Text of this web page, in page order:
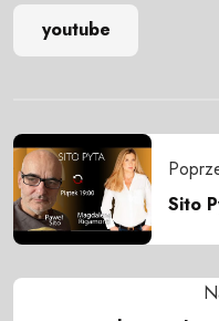
youtube
Sito